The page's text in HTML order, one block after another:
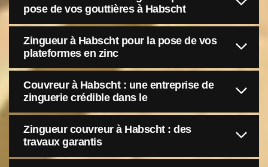
pose de vos gouttières à Habscht
Zingueur à Habscht pour la pose de vos
plateformes en zinc
Couvreur à Habscht : une entreprise de
zinguerie crédible dans le
Zingueur couvreur à Habscht : des
travaux garantis